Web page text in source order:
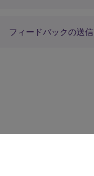
フィードバックの送信